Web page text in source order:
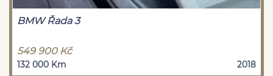
BMW Řada 3
549 900 Kč
132 000 Km 2018